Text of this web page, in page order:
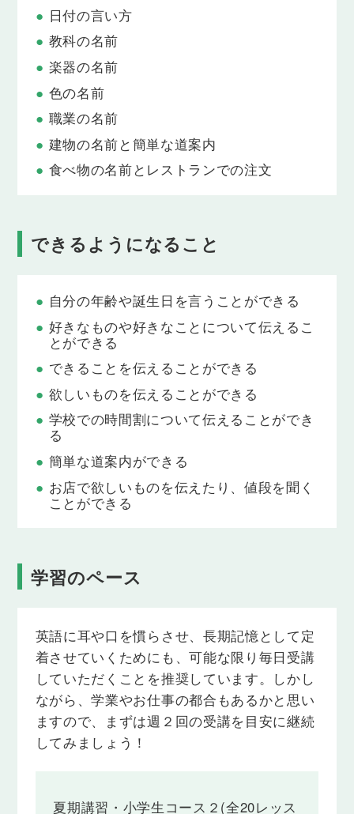
Lesson 13
誕生日にほしいものを伝えよう
Lesson 14
好きな色かどうか聞いてみよう
Lesson 15
誕生日には赤い自転車がほしい！
Lesson 16
Lesson 17
行きたい場所への行き方をたずねよう
お店でほしいものを伝えよう
Lesson 19
Lesson 20
道をたずねてお祭り会場へ行こう
日付の言い方
教科の名前
楽器の名前
色の名前
職業の名前
建物の名前と簡単な道案内
食べ物の名前とレストランでの注文
できるようになること
自分の年齢や誕生日を言うことができる
好きなものや好きなことについて伝えるこ
とができる
できることを伝えることができる
欲しいものを伝えることができる
学校での時間割について伝えることができ
る
簡単な道案内ができる
お店で欲しいものを伝えたり、値段を聞く
ことができる
学習のペース
英語に耳や口を慣らさせ、長期記憶として定
着させていくためにも、可能な限り毎日受講
していただくことを推奨しています。しかし
ながら、学業やお仕事の都合もあるかと思い
ますので、まずは週２回の受講を目安に継続
してみましょう！
夏期講習・小学生コース２(全20レッス